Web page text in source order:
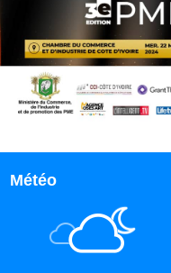
Météo